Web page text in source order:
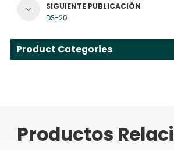
SIGUIENTE PUBLICACIÓN
DS-20
Product Categories
Productos